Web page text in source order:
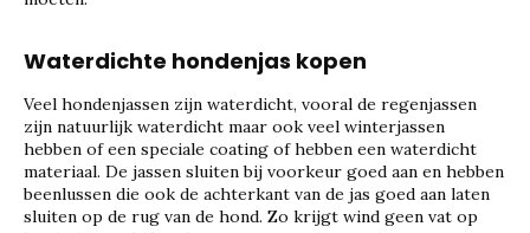
Waterdichte hondenjas kopen
Veel hondenjassen zijn waterdicht, vooral de regenjassen
zijn natuurlijk waterdicht maar ook veel winterjassen
hebben of een speciale coating of hebben een waterdicht
materiaal. De jassen sluiten bij voorkeur goed aan en hebben
beenlussen die ook de achterkant van de jas goed aan laten
sluiten op de rug van de hond. Zo krijgt wind geen vat op